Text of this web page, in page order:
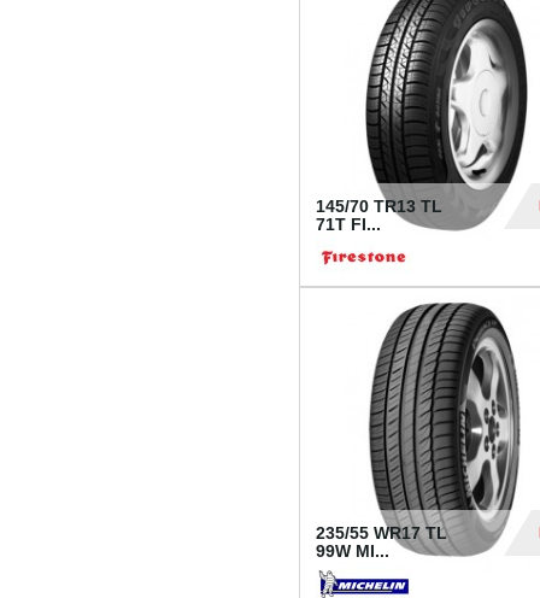
145/70 TR13 TL
71T FI...
235/55 WR17 TL
99W MI...